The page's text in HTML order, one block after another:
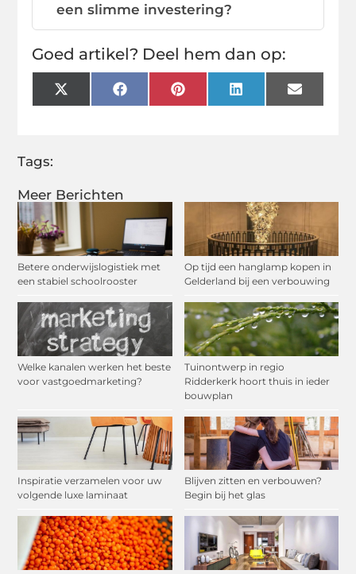
Meer Berichten
Betere onderwijslogistiek met
een stabiel schoolrooster
Op tijd een hanglamp kopen in
Gelderland bij een verbouwing
Welke kanalen werken het beste
voor vastgoedmarketing?
Tuinontwerp in regio
Ridderkerk hoort thuis in ieder
bouwplan
Inspiratie verzamelen voor uw
volgende luxe laminaat
Blijven zitten en verbouwen?
Begin bij het glas
een slimme investering?
Goed artikel? Deel hem dan op:
X
(Twitter)
FacebookPinterestLinkedInEmail
Tags: